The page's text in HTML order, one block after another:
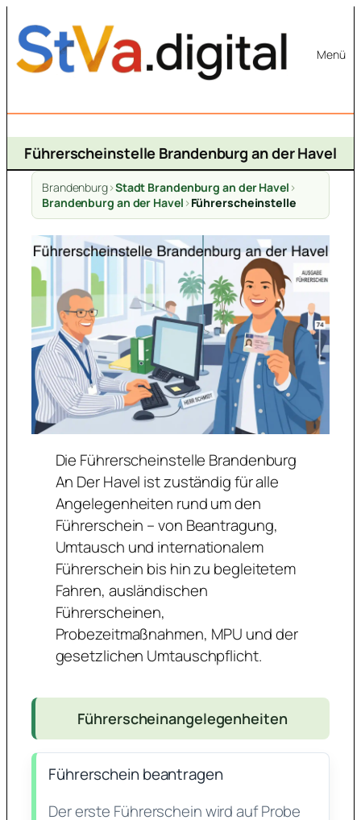
Inhalt
springen
Menü
Führerscheinstelle Brandenburg an der Havel
Brandenburg>Stadt Brandenburg an der Havel >
Brandenburg an der Havel >Führerscheinstelle
Die Führerscheinstelle Brandenburg
An Der Havel ist zuständig für alle
Angelegenheiten rund um den
Führerschein – von Beantragung,
Umtausch und internationalem
Führerschein bis hin zu begleitetem
Fahren, ausländischen
Führerscheinen,
Probezeitmaßnahmen, MPU und der
gesetzlichen Umtauschpflicht.
Führerscheinangelegenheiten
Führerschein beantragen
Der erste Führerschein wird auf Probe